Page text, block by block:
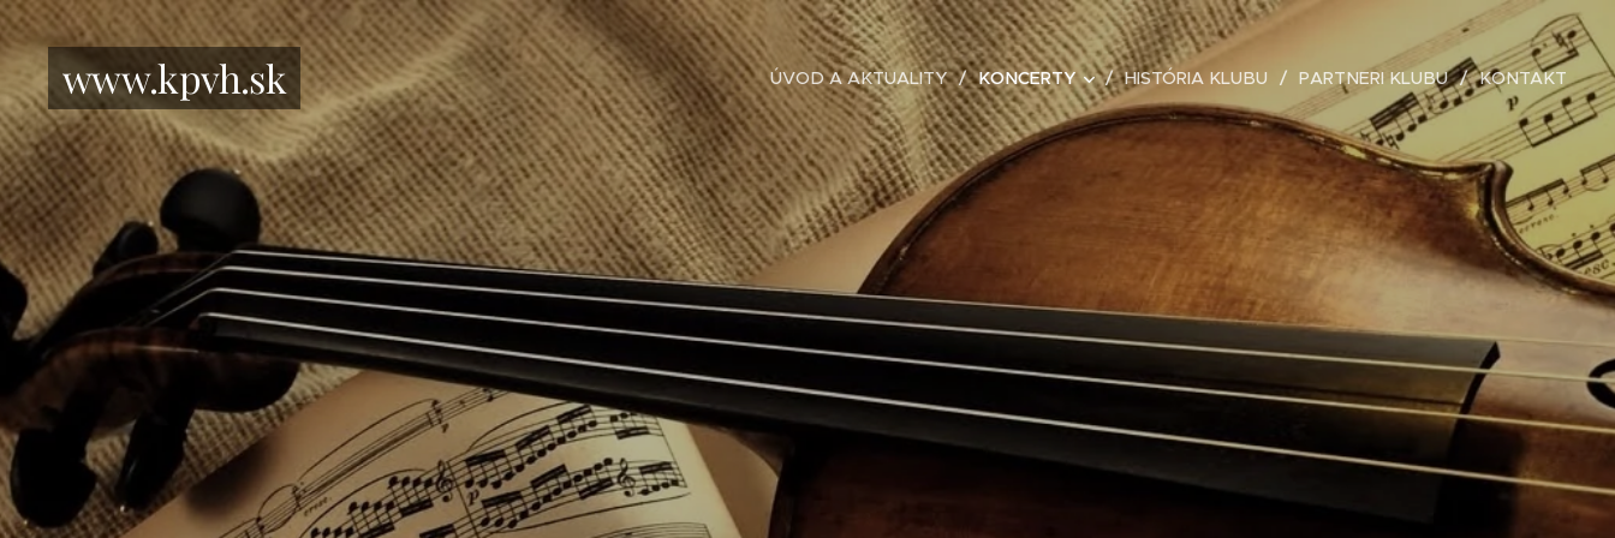
www.kpvh.sk ÚVOD A AKTUALITY KONCERTY HISTÓRIA KLUBU PARTNERI KLUBU KONTAKT